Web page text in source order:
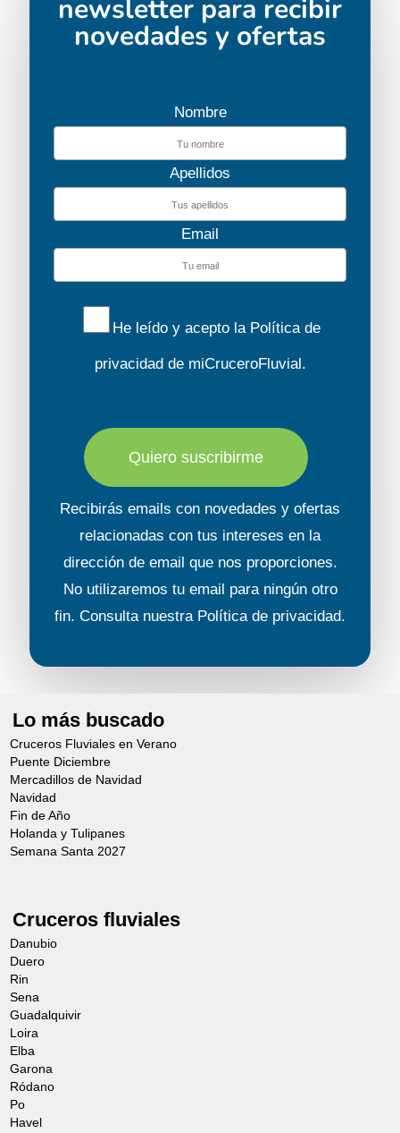
newsletter para recibir
novedades y ofertas
Nombre
Apellidos
Email
He leído y acepto la Política de
privacidadde miCruceroFluvial.
Quiero suscribirme
Recibirás emails con novedades y ofertas
relacionadas con tus intereses en la
dirección de email que nos proporciones.
No utilizaremos tu email para ningún otro
fin. Consulta nuestra Política de privacidad.
Lo más buscado
Cruceros Fluviales en Verano
Puente Diciembre
Mercadillos de Navidad
Navidad
Fin de Año
Holanda y Tulipanes
Semana Santa 2027
Cruceros fluviales
Danubio
Duero
Rin
Sena
Guadalquivir
Loira
Elba
Garona
Ródano
Po
Havel